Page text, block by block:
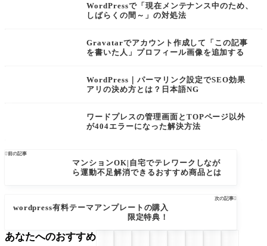
WordPressで「現在メンテナンス中のため、
しばらくの間～」の対処法
Gravatarでアカウント作成して「この記事
を書いた人」プロフィール画像を追加する
WordPress｜パーマリンク設定でSEO効果
アリの決め方とは？日本語NG
ワードプレスの管理画面とTOPページ以外
が404エラーになった解決方法
前の記事
マンションOK|自宅でテレワークしなが
ら運動不足解消できるおすすめ商品とは
次の記事
wordpress有料テーマアンプレートの購入
限定特典！
あなたへのおすすめ